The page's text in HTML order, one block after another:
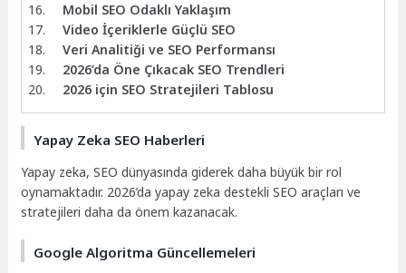
Mobil SEO Odaklı Yaklaşım
Video İçeriklerle Güçlü SEO
Veri Analitiği ve SEO Performansı
2026’da Öne Çıkacak SEO Trendleri
2026 için SEO Stratejileri Tablosu
Yapay Zeka SEO Haberleri
Yapay zeka, SEO dünyasında giderek daha büyük bir rol
oynamaktadır. 2026’da yapay zeka destekli SEO araçları ve
stratejileri daha da önem kazanacak.
Google Algoritma Güncellemeleri